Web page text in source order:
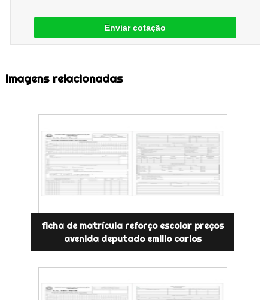
Enviar cotação
Imagens relacionadas
ficha de matrícula reforço escolar preços
avenida deputado emilio carlos